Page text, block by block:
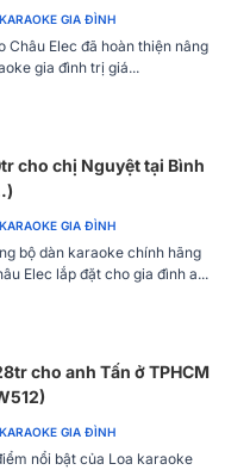
năng lượng khi sử dụng
tông nhạc với 15 bước,
âm nhạc và giọng hát
lý tưởng cho karaoke gia
và các sự kiện. Sản
hoạt động ổn định và
GIA ĐÌNH
Châu Elec đã hoàn thiện nâng
gia đình trị giá...
cho chị Nguyệt tại Bình
GIA ĐÌNH
bộ dàn karaoke chính hãng
Elec lắp đặt cho gia đình a...
cho anh Tấn ở TPHCM
GIA ĐÌNH
nổi bật của Loa karaoke